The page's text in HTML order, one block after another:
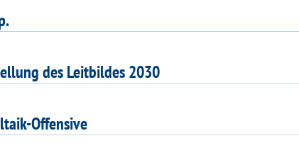
des Leitbildes 2030
Offensive